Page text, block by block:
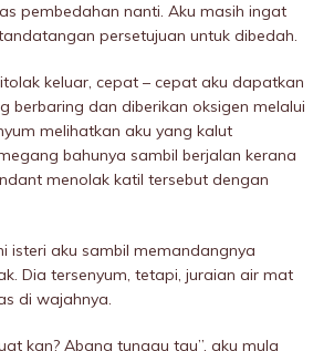
pembedahan nanti. Aku masih ingat
persetujuan untuk dibedah.
keluar, cepat – cepat aku dapatkan
berbaring dan diberikan oksigen melalui
melihatkan aku yang kalut
bahunya sambil berjalan kerana
menolak katil tersebut dengan
isteri aku sambil memandangnya
Dia tersenyum, tetapi, juraian air mat
di wajahnya.
kan? Abang tunggu tau”, aku mula